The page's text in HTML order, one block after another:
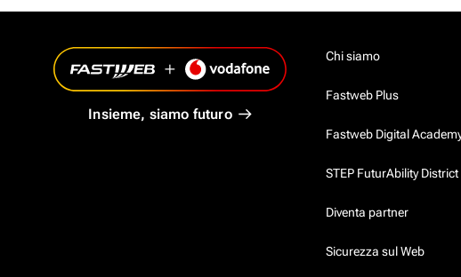
Insieme, siamo futuro
Chi siamo
Fastweb Plus
Fastweb Digital
STEP FuturAbility District
Diventa partner
Sicurezza sul Web